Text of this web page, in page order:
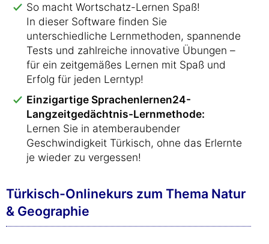
So macht Wortschatz-Lernen Spaß!
In dieser Software finden Sie
unterschiedliche Lernmethoden, spannende
Tests und zahlreiche innovative Übungen –
für ein zeitgemäßes Lernen mit Spaß und
Erfolg für jeden Lerntyp!
Einzigartige Sprachenlernen24-
Langzeitgedächtnis-Lernmethode:
Lernen Sie in atemberaubender
Geschwindigkeit Türkisch, ohne das Erlernte
je wieder zu vergessen!
Türkisch-Onlinekurs zum Thema Natur
& Geographie